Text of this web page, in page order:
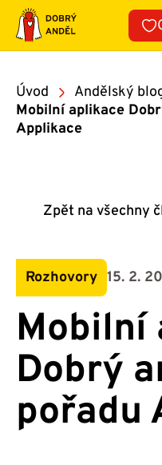
Přeskočit
obsah
Úvod
Andělský
Mobilní aplikace
Applikace
Zpět na všechny
Rozhovory 15. 2.
Mobilní
Dobrý
pořadu